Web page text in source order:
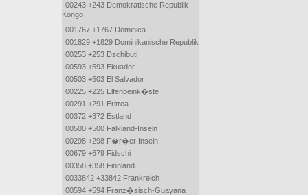
00243 +243 Demokratische Republik
Kongo
001767 +1767 Dominica
001829 +1829 Dominikanische Republik
00253 +253 Dschibuti
00593 +593 Ekuador
00503 +503 El Salvador
00225 +225 Elfenbeink�ste
00291 +291 Eritrea
00372 +372 Estland
00500 +500 Falkland-Inseln
00298 +298 F�r�er Inseln
00679 +679 Fidschi
00358 +358 Finnland
0033842 +33842 Frankreich
00594 +594 Franz�sisch-Guayana